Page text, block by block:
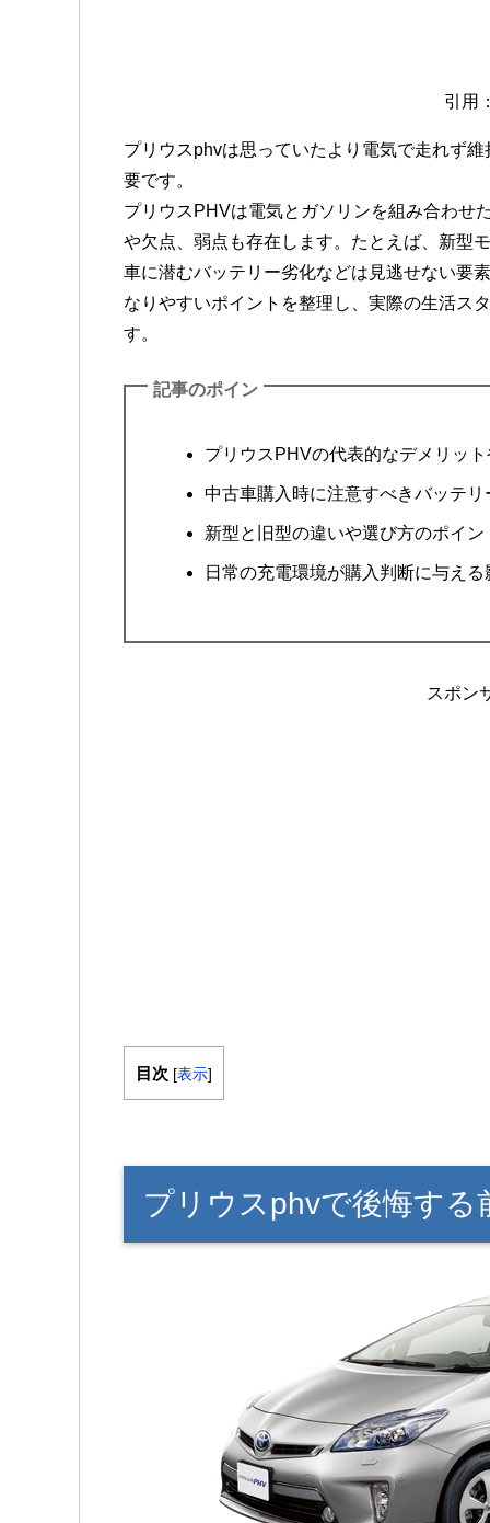
引用
プリウスphvは思っていたより電気で走れず
要です。
プリウスPHVは電気とガソリンを組み合わせ
や欠点、弱点も存在します。たとえば、新型
車に潜むバッテリー劣化などは見逃せない要
なりやすいポイントを整理し、実際の生活ス
す。
記事のポイン
プリウスPHVの代表的なデメリッ
中古車購入時に注意すべきバッテ
新型と旧型の違いや選び方のポイ
日常の充電環境が購入判断に与え
スポン
目次 [表示]
プリウスphvで後悔する